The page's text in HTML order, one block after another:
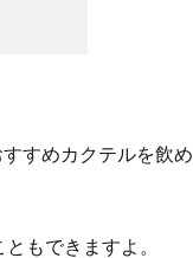
すめカクテルを飲め
もできますよ。